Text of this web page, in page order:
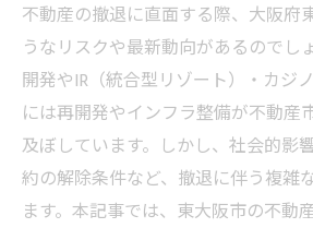
不動産の撤退に直面する際、大阪府
うなリスクや最新動向があるのでし
開発やIR（統合型リゾート）・カジ
には再開発やインフラ整備が不動産
及ぼしています。しかし、社会的影
約の解除条件など、撤退に伴う複雑
ます。本記事では、東大阪市の不動